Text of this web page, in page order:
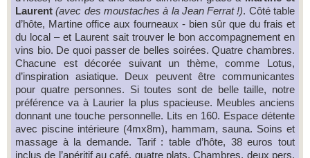
Laurent (avec des moustaches à la Jean Ferrat !). Côté table
d’hôte, Martine office aux fourneaux - bien sûr que du frais et
du local – et Laurent sait trouver le bon accompagnement en
vins bio. De quoi passer de belles soirées. Quatre chambres.
Chacune est décorée suivant un thème, comme Lotus,
d’inspiration asiatique. Deux peuvent être communicantes
pour quatre personnes. Si toutes sont de belle taille, notre
préférence va à Laurier la plus spacieuse. Meubles anciens
donnant une touche personnelle. Lits en 160. Espace détente
avec piscine intérieure (4mx8m), hammam, sauna. Soins et
massage à la demande. Tarif : table d’hôte, 38 euros tout
inclus de l’apéritif au café, quatre plats. Chambres, deux pers.